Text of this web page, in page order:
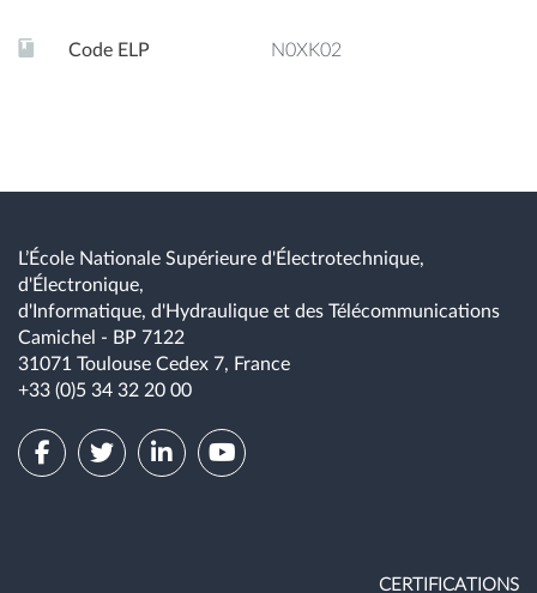
Code ELP N0XK02
L’École Nationale Supérieure d'Électrotechnique,
d'Électronique,
d'Informatique, d'Hydraulique et des Télécommunications
Camichel - BP 7122
31071 Toulouse Cedex 7, France
+33 (0)5 34 32 20 00
CERTIFICATIONS